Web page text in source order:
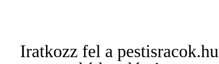
Iratkozz fel a pestisracok.hu